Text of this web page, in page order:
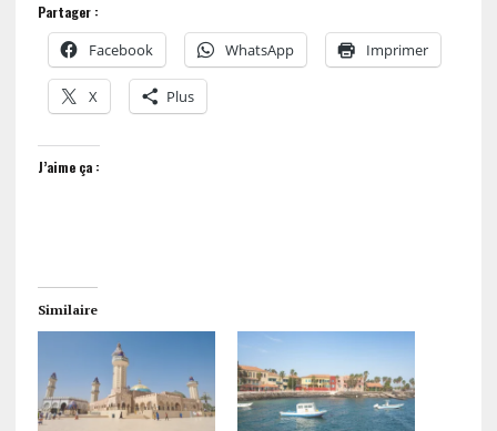
Partager :
Facebook WhatsApp Imprimer
X Plus
J’aime ça :
Similaire